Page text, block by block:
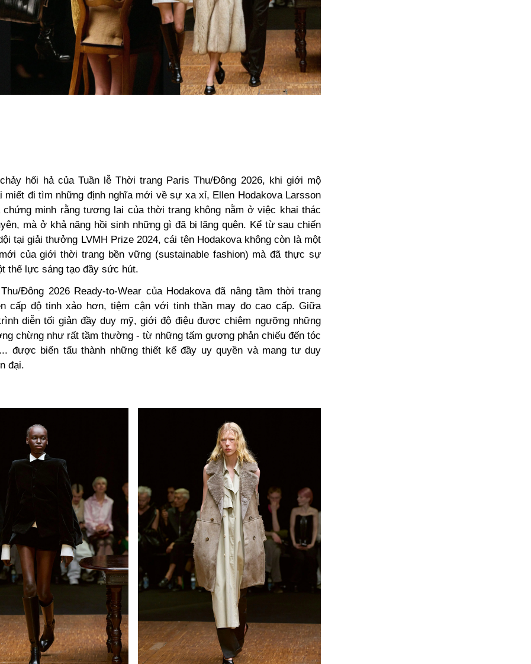
hối hả của Tuần lễ Thời trang Paris Thu/Đông 2026, khi giới mộ
miết đi tìm những định nghĩa mới về sự xa xỉ, Ellen Hodakova Larsson
chứng minh rằng tương lai của thời trang không nằm ở việc khai thác
mà ở khả năng hồi sinh những gì đã bị lãng quên. Kể từ sau chiến
tại giải thưởng LVMH Prize 2024, cái tên Hodakova không còn là một
của giới thời trang bền vững (sustainable fashion) mà đã thực sự
thế lực sáng tạo đầy sức hút.
Đông 2026 Ready-to-Wear của Hodakova đã nâng tầm thời trang
cấp độ tinh xảo hơn, tiệm cận với tinh thần may đo cao cấp. Giữa
diễn tối giản đầy duy mỹ, giới độ điệu được chiêm ngưỡng những
chừng như rất tầm thường - từ những tấm gương phản chiếu đến tóc
được biến tấu thành những thiết kế đầy uy quyền và mang tư duy
đại.